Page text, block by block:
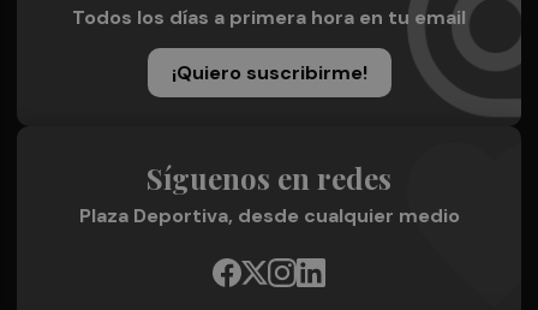
Todos los días a primera hora en tu email
¡Quiero suscribirme!
Síguenos en redes
Plaza Deportiva, desde cualquier medio